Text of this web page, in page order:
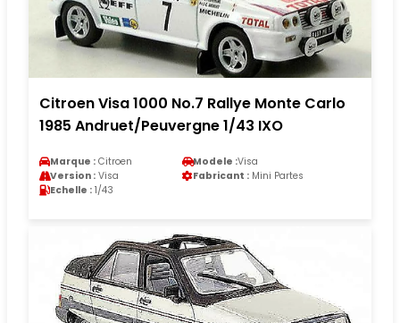
Citroen Visa 1000 No.7 Rallye Monte Carlo
1985 Andruet/Peuvergne 1/43 IXO
Marque : Citroen Modele :Visa
Version : Visa Fabricant : Mini Partes
Echelle : 1/43